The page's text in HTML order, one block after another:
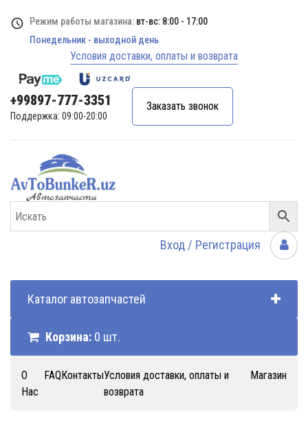
Режим работы магазина: вт-вс: 8:00 - 17:00
Понедельник - выходной день
Условия доставки, оплаты и возврата
+99897-777-3351
Поддержка: 09:00-20:00
Заказать звонок
Вход / Регистрация
Каталог автозапчастей
Корзина: 0 шт.
О
Нас
FAQКонтактыУсловия доставки, оплаты и
возврата
Магазин